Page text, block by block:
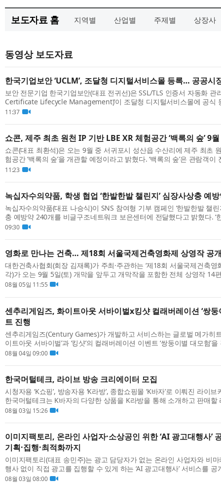
보도자료 홈 지역별 산업별 주제별 상장사
동영상 보도자료
한국기업보안 ‘UCLM’, 조달청 디지털서비스몰 등록… 공공시
보안 전문기업 한국기업보안(대표 전귀선)은 SSL/TLS 인증서 자동화 관
Certificate Lifecycle Management)’이 조달청 디지털서비스몰에 공식
번 등록으로 공공기관은 조달청 디지털서비스몰을 통해 UCLM을 보다
11:37
쇼콘, 제주 최초 원천 IP 기반 LBE XR 체험공간 ‘백록의 숲’ 9
쇼콘(대표 최환석)은 오는 9월 중 서귀포시 성산읍 수산리에 제주 최초
험공간 ‘백록의 숲’을 개관할 예정이라고 밝혔다. ‘백록의 숲’은 관람객
무르지 않고, VR HMD를 착용한 채 실제 공간을 걸으며 이야기와 미션
11:23
녹십자수의약품, 학생 협업 ‘한발한발 챌린지’ 심장사상충 예
녹십자수의약품(대표 나승식)이 SNS 참여형 기부 캠페인 ‘한발한발 챌
충 예방약 240개를 비글구조네트워크 보은센터에 전달했다고 밝혔다. ‘
이스튼국제학교 학생 프로젝트 ‘PawfectRxCycle’과 협력해 진행됐다.
09:30
영화로 만나는 건축… 제18회 서울국제건축영화제 상영작 공
대한건축사협회(회장 김재록)가 주최·주관하는 ‘제18회 서울국제건축영
각)가 오는 9월 5일(토) 개막을 앞두고 개막작을 포함한 전체 상영작 14
화제에서는 12개국 14편의 작품이 상영된다. 개막작으로는 ‘프로세스:
08월 05일 11:55
센추리게임즈, 화이트아웃 서바이벌x킹샷 컬래버레이션 ‘쌍둥
트 진행
센추리게임즈(Century Games)가 개발하고 서비스하는 글로벌 메가히
이트아웃 서바이벌’과 ‘킹샷’의 컬래버레이션 이벤트 ‘쌍둥이별 대모험’
버레이션은 ‘화이트아웃 서바이벌’과 ‘킹샷’의 마스코트인 ‘백곰’을 매개
08월 04일 09:00
한국머털테크, 라이브 방송 크리에이터 모집
시청자용 ‘K쇼핑’, 방송자용 ‘K라방’, 종합쇼핑몰 ‘K바자’로 이뤄진 라이
한국머털테크는 K바자의 다양한 상품을 K라방을 통해 소개하고 판매할
터를 모집한다. 이번 모집은 단순히 방송 진행자를 찾는 것이 아니라 플
08월 03일 15:26
이미지팩토리, 온라인 사업자·소상공인 위한 ‘AI 광고대행사’
기획·집행·최적화까지
이미지팩토리(대표 송민주)는 광고 담당자가 없는 온라인 사업자와 비
행사 없이 직접 광고를 집행할 수 있게 하는 ‘AI 광고대행사’ 서비스를
터 이틀간 서울 코엑스에서 열리는 마케팅 컨퍼런스 ‘맥스서밋
08월 03일 08:00